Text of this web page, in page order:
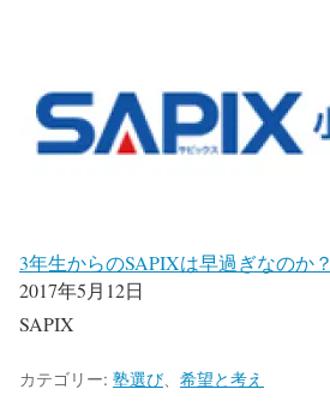
3年生からのSAPIXは早過ぎなのか？
2017年5月12日
SAPIX
カテゴリー: 塾選び 希望と考え